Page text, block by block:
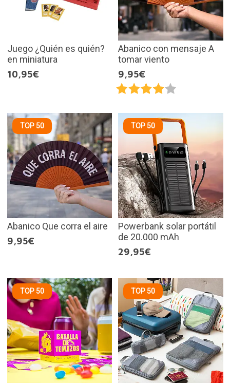
Juego ¿Quién es quién?
en miniatura
10,95€
Abanico con mensaje A
tomar viento
9,95€
TOP 50
Abanico Que corra el aire
9,95€
TOP 50
Powerbank solar portátil
de 20.000 mAh
29,95€
TOP 50 TOP 50